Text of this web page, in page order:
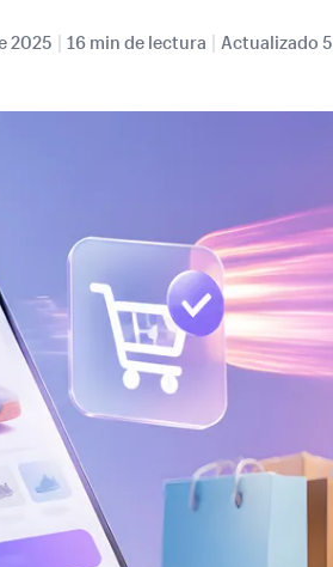
2025 | 16 min de lectura | Actualizado